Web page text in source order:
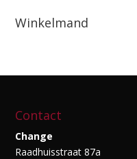
Winkelmand
Contact
Change
Raadhuisstraat 87a